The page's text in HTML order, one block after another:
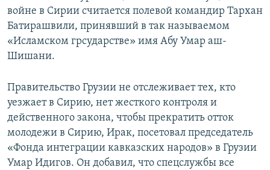
войне в Сирии считается полевой командир Тархан
Батирашвили, принявший в так называемом
«Исламском грсударстве» имя Абу Умар аш-
Шишани.
Правительство Грузии не отслеживает тех, кто
уезжает в Сирию, нет жесткого контроля и
действенного закона, чтобы прекратить отток
молодежи в Сирию, Ирак, посетовал председатель
«Фонда интеграции кавказских народов» в Грузии
Умар Идигов. Он добавил, что спецслужбы все